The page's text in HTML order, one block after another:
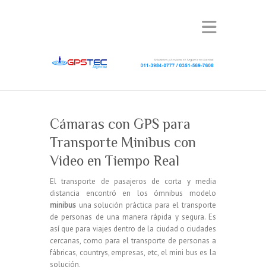
Cámaras con GPS para
Transporte Minibus con
Video en Tiempo Real
El transporte de pasajeros de corta y media
distancia encontró en los ómnibus modelo
minibus una solución práctica para el transporte
de personas de una manera rápida y segura. Es
así que para viajes dentro de la ciudad o ciudades
cercanas, como para el transporte de personas a
fábricas, countrys, empresas, etc, el mini bus es la
solución.